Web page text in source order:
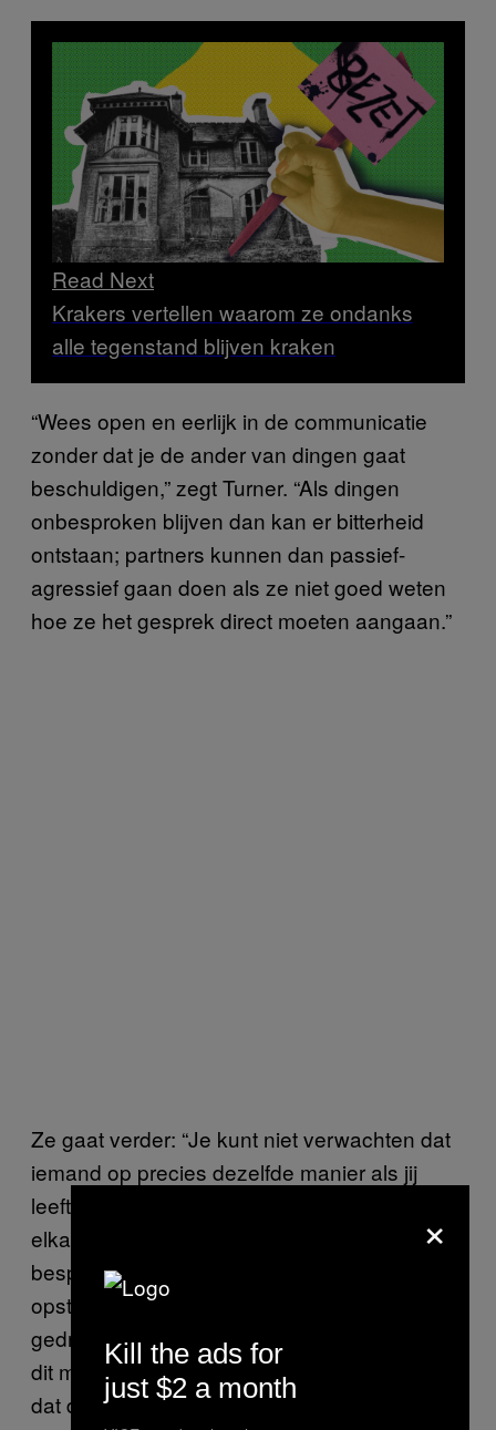
Read Next
Krakers vertellen waarom ze ondanks
alle tegenstand blijven kraken
“Wees open en eerlijk in de communicatie
zonder dat je de ander van dingen gaat
beschuldigen,” zegt Turner. “Als dingen
onbesproken blijven dan kan er bitterheid
ontstaan; partners kunnen dan passief-
agressief gaan doen als ze niet goed weten
hoe ze het gesprek direct moeten aangaan.”
Ze gaat verder: “Je kunt niet verwachten dat
iemand op precies dezelfde manier als jij
leeft, dus het is belangrijk om respect voor
elkaar te jebben en elkaars behoeftes te
bespreken in plaats van dat je verwachtingen
opstelt over hoe de ander zich zou moeten
gedragen. Wees ook voorzichtig met hoe je
dit met je partner bespreekt om te voorkomen
dat die zich ineens defensief opstelt.”
×
Kill the ads for
just $2 a month